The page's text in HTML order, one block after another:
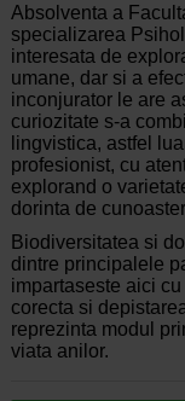
Absolventa a
specializarea
interesata de
umane, dar si a
inconjurator le are
curiozitate s-a
lingvistica, astfel
profesionist, cu
explorand o
dorinta de
Biodiversitatea si
dintre principalele
impartaseste aici
corecta si
reprezinta modul
viata anilor.